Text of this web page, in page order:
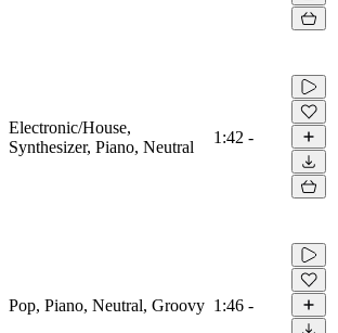
Electronic/House,
Synthesizer, Piano, Neutral
1:42 -
Pop, Piano, Neutral, Groovy 1:46 -